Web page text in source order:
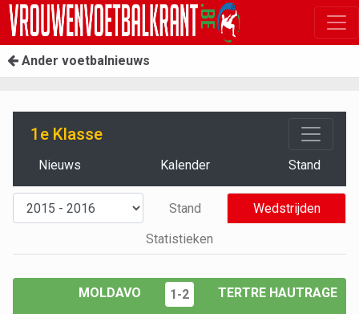
Ander voetbalnieuws
1e Klasse
Nieuws Kalender Stand
Stand
Wedstrijden
Statistieken
MOLDAVO 1-2 TERTRE HAUTRAGE